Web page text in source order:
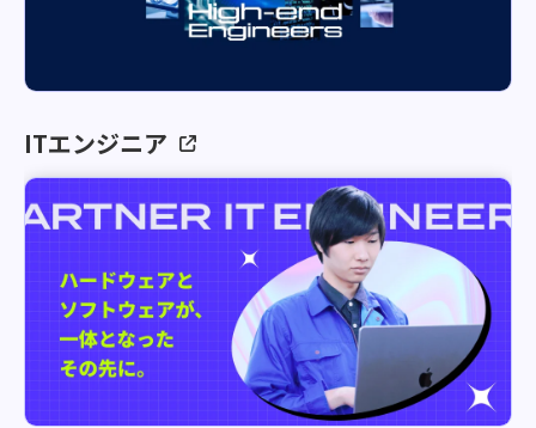
ITエンジニア